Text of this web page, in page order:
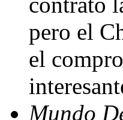
pero el
el
Mundo